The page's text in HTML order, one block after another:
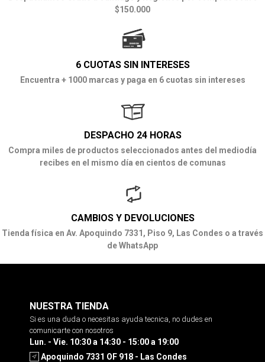
$150.000
6 CUOTAS SIN INTERESES
Encuentra + 1000 marcas y paga en 6 cuotas sin intereses
DESPACHO 24 HORAS
Compra miles de productos seleccionados antes del mediodía
recibes en el mismo día en cientos de comunas
CAMBIOS Y DEVOLUCIONES
Tienda física en Av. Apoquindo 7331, Piso 9, Las Condes o a través
de WhatsApp
NUESTRA TIENDA
Si es una duda o necesitas ayuda tecnica, no dudes en
comunicarte con nosotros
Lun. - Vie. 10:30 a 14:30 - 15:00 a 19:00
Apoquindo 7331 OF 918 - Las Condes